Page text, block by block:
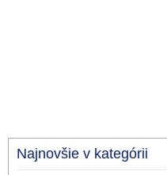
Najnovšie v kategórii